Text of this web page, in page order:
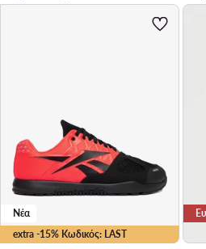
extra -15% Κωδικός: LAST
Νέα